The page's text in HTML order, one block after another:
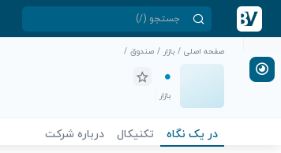
صفحه اصلی / بازار / صندوق /
بازار
در یک نگاه تکنیکال درباره شرکت